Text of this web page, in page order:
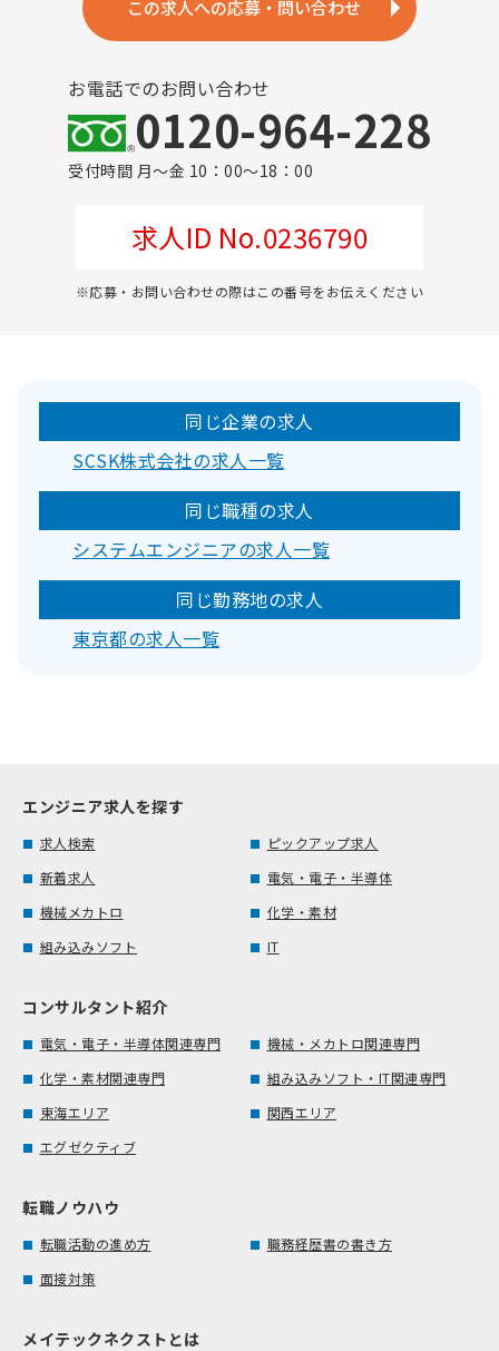
この求人への応募・問い合わせ
お電話でのお問い合わせ
0120-964-228
受付時間 月～金 10：00～18：00
求人ID No.0236790
※応募・お問い合わせの際はこの番号をお伝えください
同じ企業の求人
SCSK株式会社の求人一覧
同じ職種の求人
システムエンジニアの求人一覧
同じ勤務地の求人
東京都の求人一覧
エンジニア求人を探す
求人検索
ピックアップ求人
新着求人
電気・電子・半導体
機械メカトロ
化学・素材
組み込みソフト
IT
コンサルタント紹介
電気・電子・半導体関連専門
機械・メカトロ関連専門
化学・素材関連専門
組み込みソフト・IT関連専門
東海エリア
関西エリア
エグゼクティブ
転職ノウハウ
転職活動の進め方
職務経歴書の書き方
面接対策
メイテックネクストとは